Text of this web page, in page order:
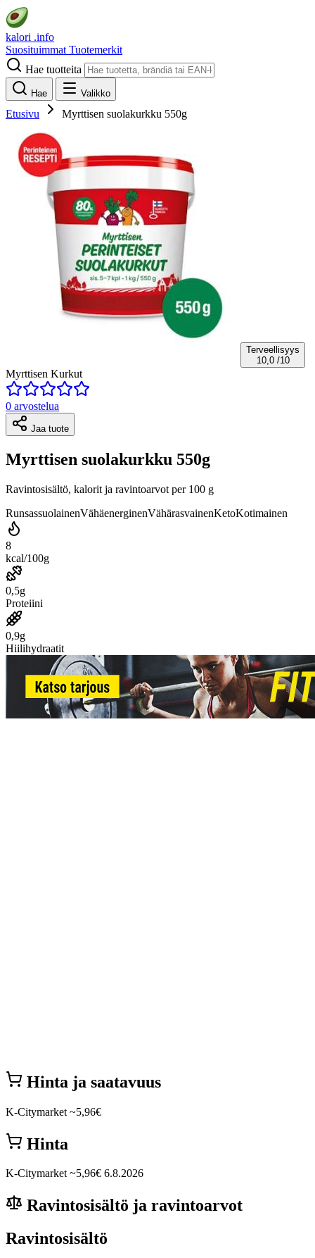
kalori .info
Suosituimmat Tuotemerkit
Hae tuotteita
Hae Valikko
Etusivu Myrttisen suolakurkku 550g
Terveellisyys
10,0 /10
Myrttisen Kurkut
0 arvostelua
Jaa tuote
Myrttisen suolakurkku 550g
Ravintosisältö, kalorit ja ravintoarvot per 100 g
RunsassuolainenVähäenerginenVähärasvainenKetoKotimainen
8
kcal/100g
0,5g
Proteiini
0,9g
Hiilihydraatit
Hinta ja saatavuus
K-Citymarket ~5,96€
Hinta
K-Citymarket ~5,96€ 6.8.2026
Ravintosisältö ja ravintoarvot
Ravintosisältö